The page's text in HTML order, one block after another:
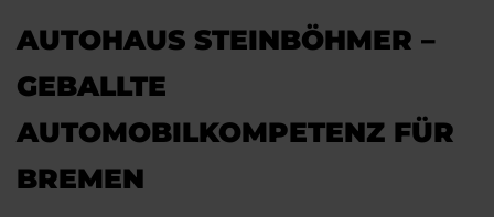
AUTOHAUS STEINBÖHMER –
GEBALLTE
AUTOMOBILKOMPETENZ FÜR
BREMEN